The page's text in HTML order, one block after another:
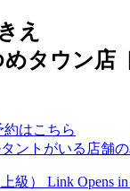
え
タウン店
約はこちら
ントがいる店舗
級） Link Opens